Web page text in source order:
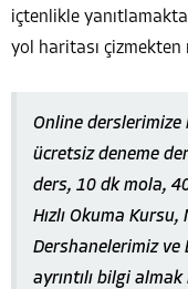
içtenlikle
yol haritası çizmekten
Online derslerimize
ücretsiz deneme
ders, 10 dk mola,
Hızlı Okuma
Dershanelerimiz ve
ayrıntılı bilgi